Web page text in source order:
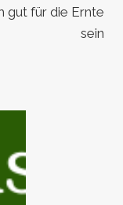
gut für die Ernte
sein